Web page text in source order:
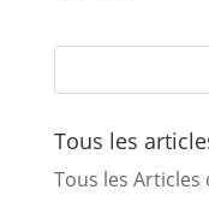
Tous les
Tous les Articles